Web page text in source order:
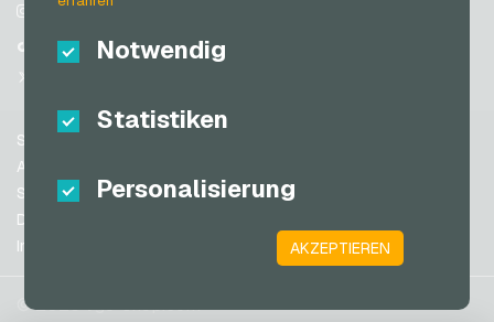
Notwendig
Statistiken
Personalisierung
AKZEPTIEREN
RTL+ Geschenkkarten
Saturn Geschenkkarten
Shell Geschenkkarten
Spotify Premium Geschenkkarten
Portugal
Schweiz (DE)
Schweiz (IT)
USA (EN)
Blog
Partner
Instagram
TikTok
© 2026 vgo-shop.com
Support
AGB
Sicherheit & Verifikation
Datenschutzrichtlinien
Impressum